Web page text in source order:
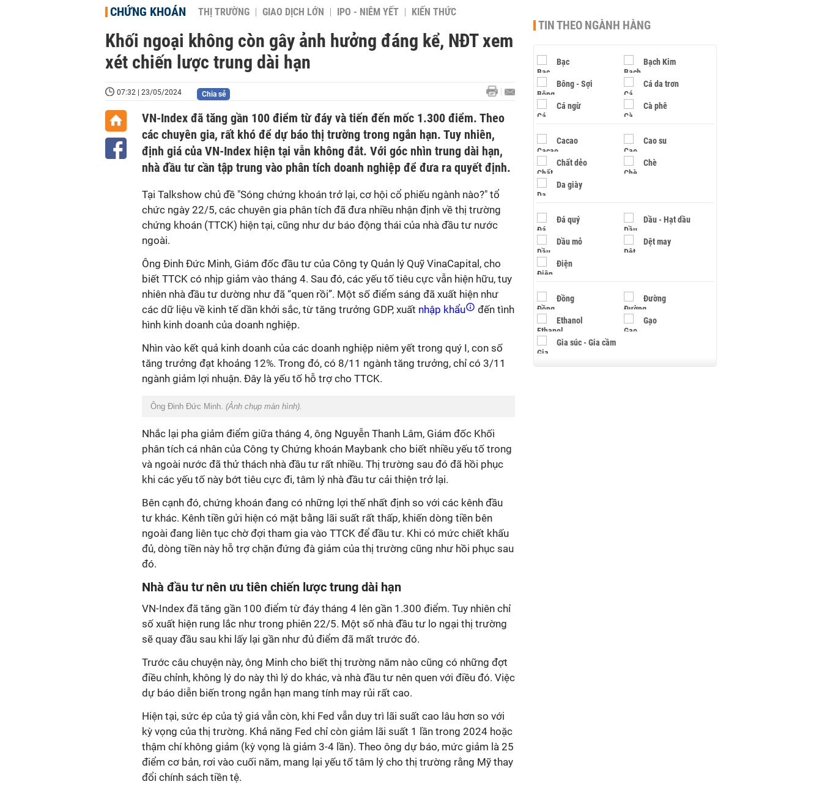
CHỨNG KHOÁN THỊ TRƯỜNG GIAO DỊCH LỚN IPO - NIÊM YẾT KIẾN THỨC
Khối ngoại không còn gây ảnh hưởng đáng kể, NĐT xem
xét chiến lược trung dài hạn
07:32 | 23/05/2024 Chia sẻ
VN-Index đã tăng gần 100 điểm từ đáy và tiến đến mốc 1.300 điểm. Theo
các chuyên gia, rất khó để dự báo thị trường trong ngắn hạn. Tuy nhiên,
định giá của VN-Index hiện tại vẫn không đắt. Với góc nhìn trung dài hạn,
nhà đầu tư cần tập trung vào phân tích doanh nghiệp để đưa ra quyết định.
Tại Talkshow chủ đề "Sóng chứng khoán trở lại, cơ hội cổ phiếu ngành nào?" tổ
chức ngày 22/5, các chuyên gia phân tích đã đưa nhiều nhận định về thị trường
chứng khoán (TTCK) hiện tại, cũng như dư báo động thái của nhà đầu tư nước
ngoài.
Ông Đinh Đức Minh, Giám đốc đầu tư của Công ty Quản lý Quỹ VinaCapital, cho
biết TTCK có nhịp giảm vào tháng 4. Sau đó, các yếu tố tiêu cực vẫn hiện hữu, tuy
nhiên nhà đầu tư dường như đã “quen rồi”. Một số điểm sáng đã xuất hiện như
các dữ liệu về kinh tế dần khởi sắc, từ tăng trưởng GDP, xuất nhập khẩu
đến tình
hình kinh doanh của doanh nghiệp.
Nhìn vào kết quả kinh doanh của các doanh nghiệp niêm yết trong quý I, con số
tăng trưởng đạt khoảng 12%. Trong đó, có 8/11 ngành tăng trưởng, chỉ có 3/11
ngành giảm lợi nhuận. Đây là yếu tố hỗ trợ cho TTCK.
Ông Đinh Đức Minh. (Ảnh chụp màn hình).
Nhắc lại pha giảm điểm giữa tháng 4, ông Nguyễn Thanh Lâm, Giám đốc Khối
phân tích cá nhân của Công ty Chứng khoán Maybank cho biết nhiều yếu tố trong
và ngoài nước đã thử thách nhà đầu tư rất nhiều. Thị trường sau đó đã hồi phục
khi các yếu tố này bớt tiêu cực đi, tâm lý nhà đầu tư cải thiện trở lại.
Bên cạnh đó, chứng khoán đang có những lợi thế nhất định so với các kênh đầu
tư khác. Kênh tiền gửi hiện có mặt bằng lãi suất rất thấp, khiến dòng tiền bên
ngoài đang liên tục chờ đợi tham gia vào TTCK để đầu tư. Khi có mức chiết khấu
đủ, dòng tiền này hỗ trợ chặn đứng đà giảm của thị trường cũng như hồi phục sau
đó.
Nhà đầu tư nên ưu tiên chiến lược trung dài hạn
VN-Index đã tăng gần 100 điểm từ đáy tháng 4 lên gần 1.300 điểm. Tuy nhiên chỉ
số xuất hiện rung lắc như trong phiên 22/5. Một số nhà đầu tư lo ngại thị trường
sẽ quay đầu sau khi lấy lại gần như đủ điểm đã mất trước đó.
Trước câu chuyện này, ông Minh cho biết thị trường năm nào cũng có những đợt
điều chỉnh, không lý do này thì lý do khác, và nhà đầu tư nên quen với điều đó. Việc
dự báo diễn biến trong ngắn hạn mang tính may rủi rất cao.
Hiện tại, sức ép của tỷ giá vẫn còn, khi Fed vẫn duy trì lãi suất cao lâu hơn so với
kỳ vọng của thị trường. Khả năng Fed chỉ còn giảm lãi suất 1 lần trong 2024 hoặc
thậm chí không giảm (kỳ vọng là giảm 3-4 lần). Theo ông dự báo, mức giảm là 25
điểm cơ bản, rơi vào cuối năm, mang lại yếu tố tâm lý cho thị trường rằng Mỹ thay
đổi chính sách tiền tệ.
TIN THEO NGÀNH HÀNG
Bạc Bạch Kim
Bông - Sợi Cá da trơn
Cá ngừ Cà phê
Cacao Cao su
Chất dẻo Chè
Da giày
Đá quý Dầu - Hạt dầu
Dầu mỏ Dệt may
Điện
Đồng Đường
Ethanol Gạo
Gia súc - Gia cầm